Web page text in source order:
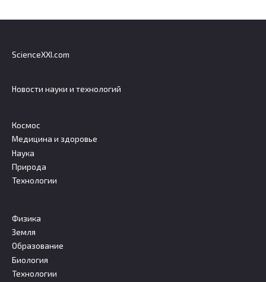
ScienceXXI.com
Новости науки и технологий
Космос
Медицина и здоровье
Наука
Природа
Технологии
Физика
Земля
Образование
Биология
Технологии